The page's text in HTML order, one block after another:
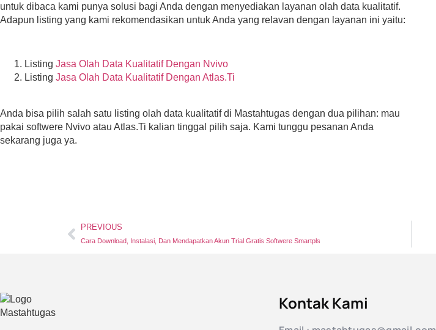
untuk dibaca kami punya solusi bagi Anda dengan menyediakan layanan olah data kualitatif.
Adapun listing yang kami rekomendasikan untuk Anda yang relavan dengan layanan ini yaitu:
Listing Jasa Olah Data Kualitatif Dengan Nvivo
Listing Jasa Olah Data Kualitatif Dengan Atlas.Ti
Anda bisa pilih salah satu listing olah data kualitatif di Mastahtugas dengan dua pilihan: mau
pakai softwere Nvivo atau Atlas.Ti kalian tinggal pilih saja. Kami tunggu pesanan Anda
sekarang juga ya.
PREVIOUS
Cara Download, Instalasi, Dan Mendapatkan Akun Trial Gratis Softwere Smartpls
Kontak Kami